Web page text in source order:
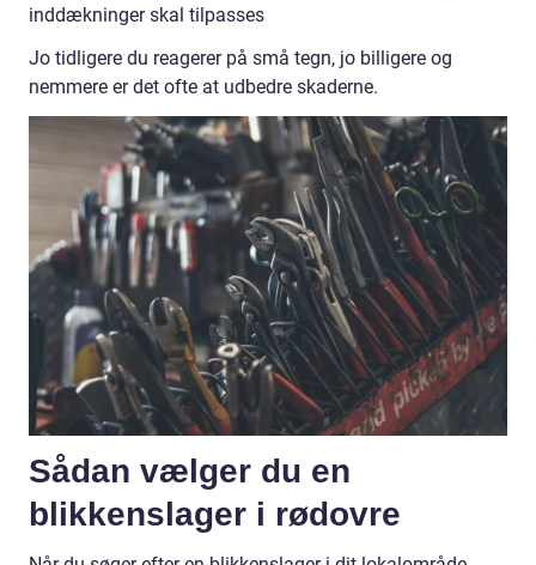
inddækninger skal tilpasses
Jo tidligere du reagerer på små tegn, jo billigere og
nemmere er det ofte at udbedre skaderne.
Sådan vælger du en
blikkenslager i rødovre